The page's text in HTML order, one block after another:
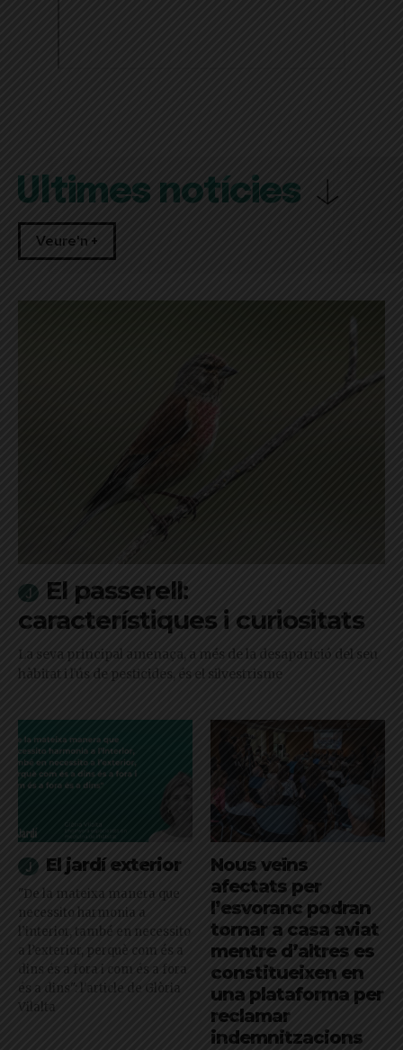
Últimes notícies
Veure'n +
El passerell:
característiques i curiositats
La seva principal amenaça, a més de la desaparició del seu
hàbitat i l'ús de pesticides, és el silvestrisme
El jardí exterior
"De la mateixa manera que
necessito harmonia a
l’interior, també en necessito
a l’exterior, perquè com és a
dins és a fora i com és a fora
és a dins": l'article de Glòria
Vilalta
Nous veïns
afectats per
l’esvoranc podran
tornar a casa aviat
mentre d’altres es
constitueixen en
una plataforma per
reclamar
indemnitzacions